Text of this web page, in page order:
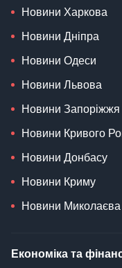
Новини Харкова
Новини Дніпра
Новини Одеси
Новини Львова
Новини Запоріжжя
Новини Кривого
Новини Донбасу
Новини Криму
Новини Миколаєва
Економіка та